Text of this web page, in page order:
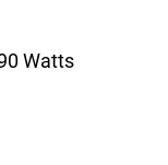
Watts